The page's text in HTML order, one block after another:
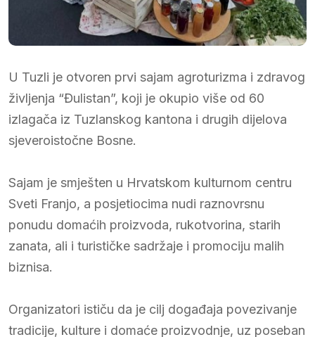
U Tuzli je otvoren prvi sajam agroturizma i zdravog
življenja “Đulistan”, koji je okupio više od 60
izlagača iz Tuzlanskog kantona i drugih dijelova
sjeveroistočne Bosne.
Sajam je smješten u Hrvatskom kulturnom centru
Sveti Franjo, a posjetiocima nudi raznovrsnu
ponudu domaćih proizvoda, rukotvorina, starih
zanata, ali i turističke sadržaje i promociju malih
biznisa.
Organizatori ističu da je cilj događaja povezivanje
tradicije, kulture i domaće proizvodnje, uz poseban